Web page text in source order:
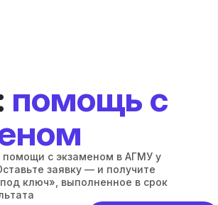
помощь с
помощи с экзаменом в АГМУ у
заявку — и получите
ключ», выполненное в срок